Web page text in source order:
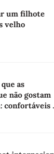
um filhote
velho
as
não gostam
confortáveis